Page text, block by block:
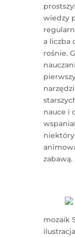
wiedzy
a liczba
rośnie.
nauce i
zabawą.
mozaik